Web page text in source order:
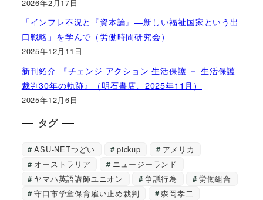
2026年2月17日
「インフレ不況と『資本論』―新しい福祉国家という出
口戦略」を学んで（労働時間研究会）
2025年12月11日
新刊紹介 『チェンジ アクション 生活保護 － 生活保護
裁判30年の軌跡』（明石書店、2025年11月）
2025年12月6日
タグ
ASU-NETつどい pickup
アメリカ
オーストラリア
ニュージーランド
ヤマハ英語講師ユニオン
争議行為
労働組合
守口市学童保育雇い止め裁判
森岡孝二